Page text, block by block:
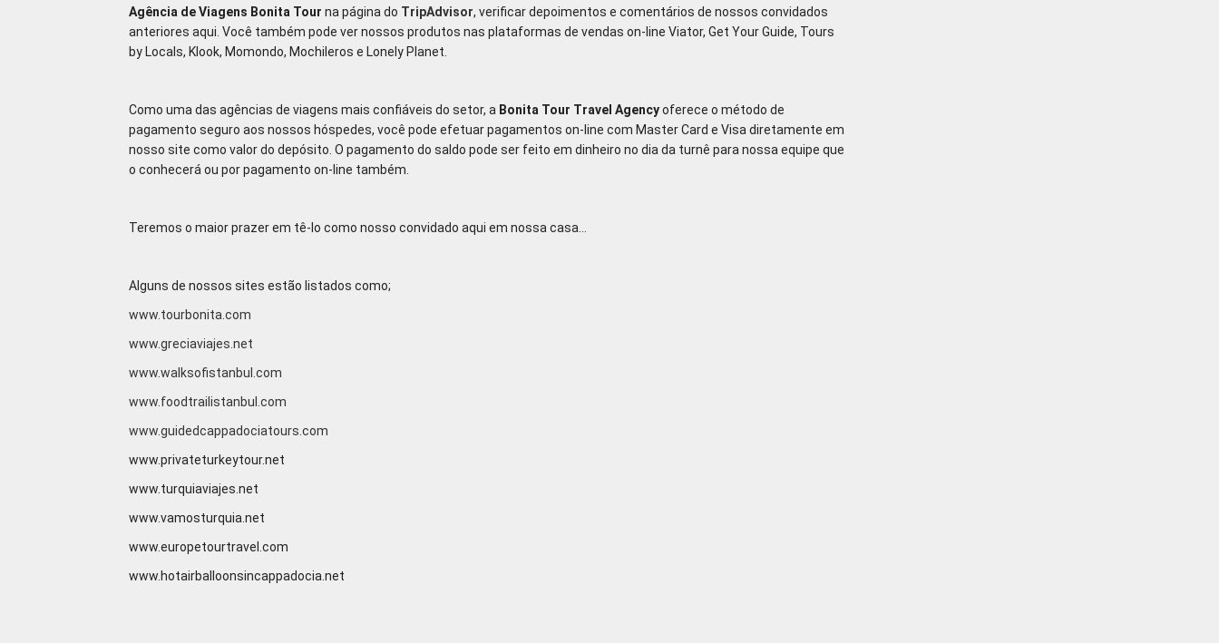
Agência de Viagens Bonita Tour na página do TripAdvisor, verificar depoimentos e comentários de nossos convidados
anteriores aqui. Você também pode ver nossos produtos nas plataformas de vendas on-line Viator, Get Your Guide, Tours
by Locals, Klook, Momondo, Mochileros e Lonely Planet.
Como uma das agências de viagens mais confiáveis do setor, a Bonita Tour Travel Agencyoferece o método de
pagamento seguro aos nossos hóspedes, você pode efetuar pagamentos on-line com Master Card e Visa diretamente em
nosso site como valor do depósito. O pagamento do saldo pode ser feito em dinheiro no dia da turnê para nossa equipe que
o conhecerá ou por pagamento on-line também.
Teremos o maior prazer em tê-lo como nosso convidado aqui em nossa casa...
Alguns de nossos sites estão listados como;
www.tourbonita.com
www.greciaviajes.net
www.walksofistanbul.com
www.foodtrailistanbul.com
www.guidedcappadociatours.com
www.privateturkeytour.net
www.turquiaviajes.net
www.vamosturquia.net
www.europetourtravel.com
www.hotairballoonsincappadocia.net